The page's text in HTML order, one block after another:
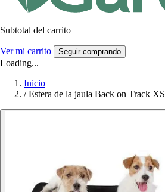
Subtotal del carrito
Ver mi carrito Seguir comprando
Loading...
Inicio
/ Estera de la jaula Back on Track XS